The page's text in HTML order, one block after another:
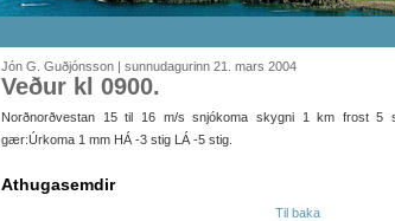
Jón G. Guðjónsson | sunnudagurinn 21. mars 2004
Veður kl 0900.
Norðnorðvestan 15 til 16 m/s snjókoma skygni 1 km frost 5
gær:Úrkoma 1 mm HÁ -3 stig LÁ -5 stig.
Athugasemdir
Til baka